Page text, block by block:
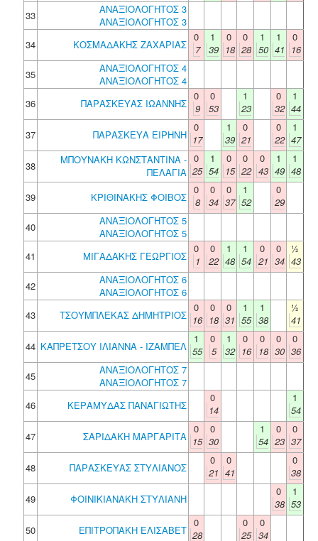
33
ΑΝΑΞΙΟΛΟΓΗΤΟΣ 3
ΑΝΑΞΙΟΛΟΓΗΤΟΣ 3
34
ΚΟΣΜΑΔΑΚΗΣ ΖΑΧΑΡΙΑΣ
0
7
1
39
0
18
0
28
1
50
1
41
0
16
35
ΑΝΑΞΙΟΛΟΓΗΤΟΣ 4
ΑΝΑΞΙΟΛΟΓΗΤΟΣ 4
36
ΠΑΡΑΣΚΕΥΑΣ ΙΩΑΝΝΗΣ
0
9
0
53
1
23
0
32
1
44
37
ΠΑΡΑΣΚΕΥΑ ΕΙΡΗΝΗ
0
17
1
39
0
21
0
22
1
47
38
ΜΠΟΥΝΑΚΗ ΚΩΝΣΤΑΝΤΙΝΑ -
ΠΕΛΑΓΙΑ
0
25
1
54
0
15
0
22
0
43
1
49
1
48
39
ΚΡΙΘΙΝΑΚΗΣ ΦΟΙΒΟΣ
0
8
0
34
0
37
1
52
0
29
40
ΑΝΑΞΙΟΛΟΓΗΤΟΣ 5
ΑΝΑΞΙΟΛΟΓΗΤΟΣ 5
41
ΜΙΓΑΔΑΚΗΣ ΓΕΩΡΓΙΟΣ
0
1
0
22
1
48
1
54
0
21
0
34
½
43
42
ΑΝΑΞΙΟΛΟΓΗΤΟΣ 6
ΑΝΑΞΙΟΛΟΓΗΤΟΣ 6
43
ΤΣΟΥΜΠΛΕΚΑΣ ΔΗΜΗΤΡΙΟΣ
0
16
0
18
0
31
1
55
1
38
½
41
44 ΚΑΠΡΕΤΣΟΥ ΙΛΙΑΝΝΑ - ΙΖΑΜΠΕΛ
1
55
0
5
1
32
0
16
0
18
0
30
0
36
45
ΑΝΑΞΙΟΛΟΓΗΤΟΣ 7
ΑΝΑΞΙΟΛΟΓΗΤΟΣ 7
46
ΚΕΡΑΜΥΔΑΣ ΠΑΝΑΓΙΩΤΗΣ
0
14
1
54
47
ΣΑΡΙΔΑΚΗ ΜΑΡΓΑΡΙΤΑ
0
15
0
30
1
54
0
23
0
37
48
ΠΑΡΑΣΚΕΥΑΣ ΣΤΥΛΙΑΝΟΣ
0
21
0
41
0
38
49
ΦΟΙΝΙΚΙΑΝΑΚΗ ΣΤΥΛΙΑΝΗ
0
38
1
53
50
ΕΠΙΤΡΟΠΑΚΗ ΕΛΙΣΑΒΕΤ
0
28
0
25
0
34